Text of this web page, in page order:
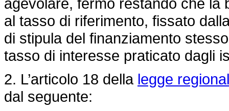
al tasso di riferimento, fissato
di stipula del finanziamento
tasso di interesse praticato dagli
2. L’articolo 18 della legge
dal seguente: